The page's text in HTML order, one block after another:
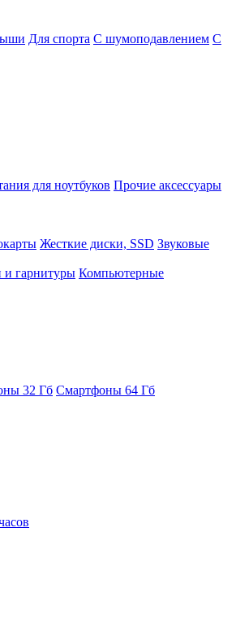
Для спорта С шумоподавлением С
для ноутбуков Прочие аксессуары
Жесткие диски, SSD Звуковые
гарнитуры Компьютерные
32 Гб Смартфоны 64 Гб